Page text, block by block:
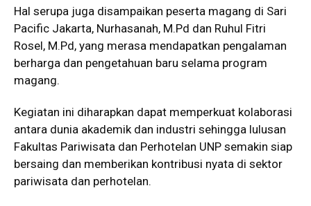
Hal serupa juga disampaikan peserta magang di Sari
Pacific Jakarta, Nurhasanah, M.Pd dan Ruhul Fitri
Rosel, M.Pd, yang merasa mendapatkan pengalaman
berharga dan pengetahuan baru selama program
magang.
Kegiatan ini diharapkan dapat memperkuat kolaborasi
antara dunia akademik dan industri sehingga lulusan
Fakultas Pariwisata dan Perhotelan UNP semakin siap
bersaing dan memberikan kontribusi nyata di sektor
pariwisata dan perhotelan.